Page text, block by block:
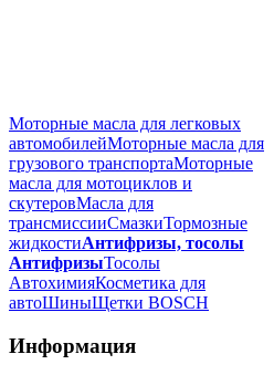
Моторные масла для легковых
автомобилейМоторные масла для
грузового транспортаМоторные
масла для мотоциклов и
скутеровМасла для
трансмиссииСмазкиТормозные
жидкостиАнтифризы, тосолы
АнтифризыТосолы
АвтохимияКосметика для
автоШиныЩетки BOSCH
Информация